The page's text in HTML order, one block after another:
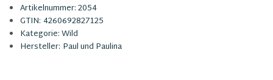
Artikelnummer:2054
GTIN: 4260692827125
Kategorie:Wild
Hersteller: Paul und Paulina